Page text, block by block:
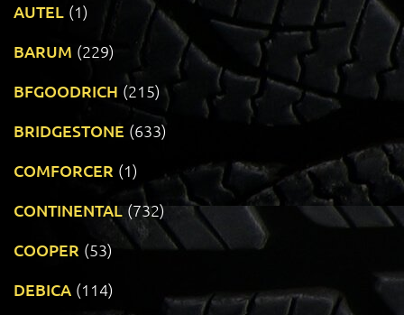
AUTEL (1)
BARUM (229)
BFGOODRICH (215)
BRIDGESTONE (633)
COMFORCER (1)
CONTINENTAL (732)
COOPER (53)
DEBICA (114)